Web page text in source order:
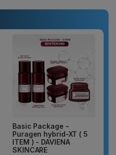
Basic Package -
Puragen hybrid-XT ( 5
ITEM ) - DAVIENA
SKINCARE